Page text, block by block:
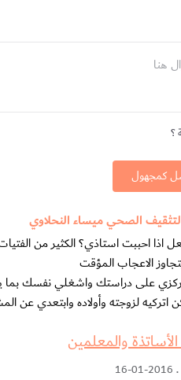
هنا
؟
كمجهول
الصحي ميساء النحلاوي
اذا احببت استاذي؟ الكثير من
الاعجاب المؤقت
على دراستك واشغلي نفسك بما
لزوجته وأولاده وابتعدي عن
والمعلمين
.
16-01-2016